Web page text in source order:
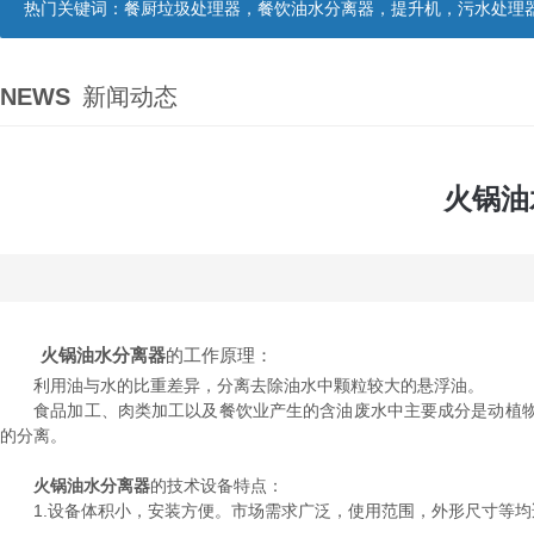
热门关键词： 餐厨垃圾处理器，餐饮油水分离器，提升机，污水处理
NEWS 新闻动态
火锅
火锅油水分离器的工作原理：
利用油与水的比重差异，分离去除油水中颗粒较大的悬浮油。
食品加工、肉类加工以及餐饮业产生的含油废水中主要成分是动植
的分离。
火锅油水分离器的技术设备特点：
1.设备体积小，安装方便。市场需求广泛，使用范围，外形尺寸等均